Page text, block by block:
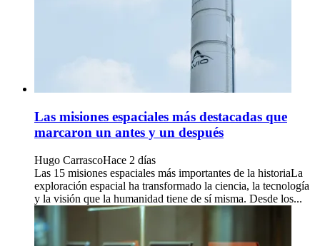
Las misiones espaciales más destacadas que
marcaron un antes y un después
Hugo CarrascoHace 2 días
Las 15 misiones espaciales más importantes de la historiaLa
exploración espacial ha transformado la ciencia, la tecnología
y la visión que la humanidad tiene de sí misma. Desde los...